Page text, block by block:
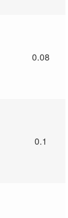
0.08
0.1